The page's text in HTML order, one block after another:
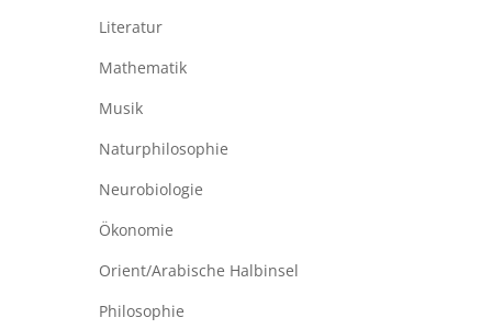
Literatur
Mathematik
Musik
Naturphilosophie
Neurobiologie
Ökonomie
Orient/Arabische Halbinsel
Philosophie